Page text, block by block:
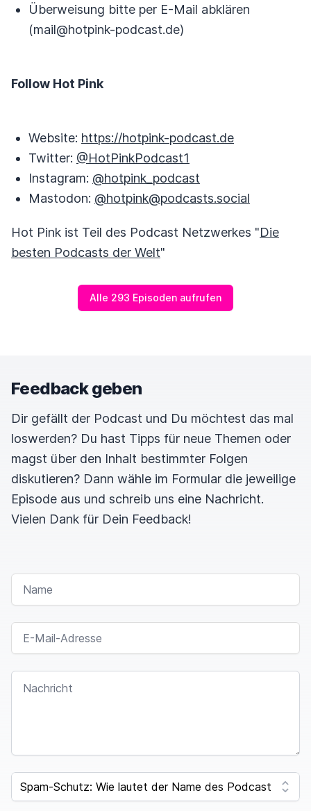
Überweisung bitte per E-Mail abklären
(mail@hotpink-podcast.de)
Follow Hot Pink
Website: https://hotpink-podcast.de
Twitter: @HotPinkPodcast1
Instagram: @hotpink_podcast
Mastodon: @hotpink@podcasts.social
Hot Pink ist Teil des Podcast Netzwerkes "Die
besten Podcasts der Welt"
Alle 293 Episoden aufrufen
Feedback geben
Dir gefällt der Podcast und Du möchtest das mal
loswerden? Du hast Tipps für neue Themen oder
magst über den Inhalt bestimmter Folgen
diskutieren? Dann wähle im Formular die jeweilige
Episode aus und schreib uns eine Nachricht.
Vielen Dank für Dein Feedback!
NAME
E-MAIL-ADRESSE
NACHRICHT
SPAM CAPTCHA